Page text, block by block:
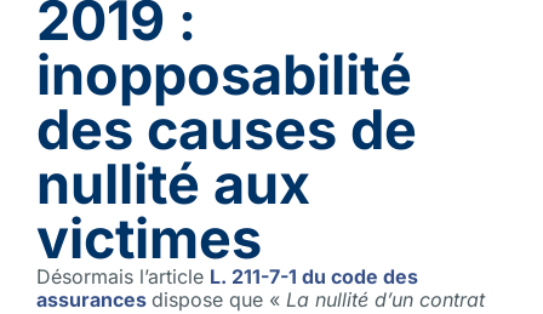
2019 :
inopposabilité
des causes de
nullité aux
victimes
Désormais l’article L. 211-7-1 du code des
assurances dispose que « La nullité d’un contrat